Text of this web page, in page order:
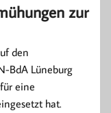
zur
den
BdA Lüneburg
eine
hat.